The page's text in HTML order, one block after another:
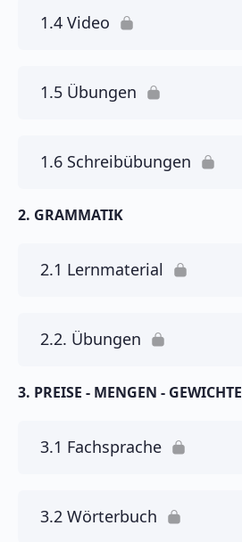
1.4 Video
1.5 Übungen
1.6 Schreibübungen
2. GRAMMATIK
2.1 Lernmaterial
2.2. Übungen
3. PREISE - MENGEN - GEWICHTE
3.1 Fachsprache
3.2 Wörterbuch